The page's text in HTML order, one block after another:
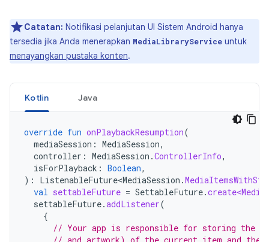
Catatan: Notifikasi pelanjutan UI Sistem Android hanya
tersedia jika Anda menerapkan MediaLibraryService untuk
menayangkan pustaka konten.
Kotlin Java
override fun onPlaybackResumption(
mediaSession : MediaSession,
controller : MediaSession .ControllerInfo,
isForPlayback : Boolean,
):
ListenableFuture<MediaSession .
val settableFuture = SettableFuture.
settableFuture.addListener(
{
// Your app is responsible for storing the